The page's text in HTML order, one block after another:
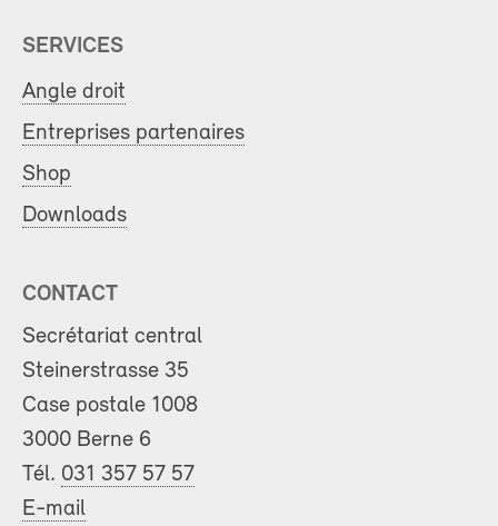
SERVICES
Angle droit
Entreprises partenaires
Shop
Downloads
CONTACT
Secrétariat central
Steinerstrasse 35
Case postale 1008
3000 Berne 6
Tél. 031 357 57 57
E-mail